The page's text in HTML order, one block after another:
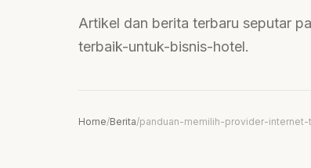
Artikel dan berita terbaru seputar
terbaik-untuk-bisnis-hotel.
Home/Berita/panduan-memilih-provider-